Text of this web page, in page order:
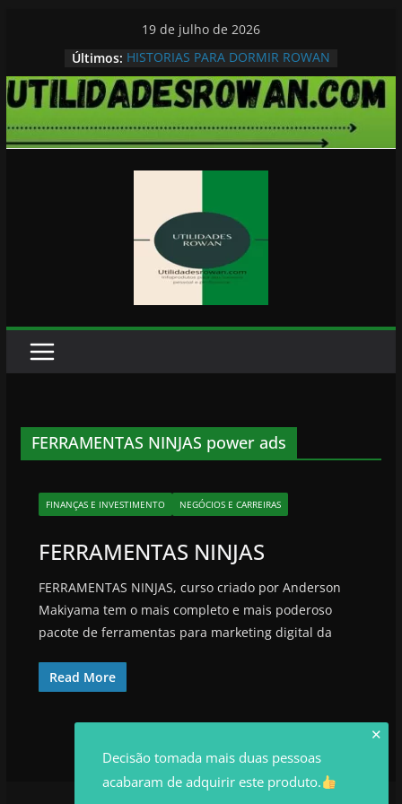
conteúdo
19 de julho de 2026
Últimos: HISTORIAS PARA DORMIR ROWAN
FERRAMENTAS NINJAS power ads
FINANÇAS E INVESTIMENTO NEGÓCIOS E CARREIRAS
FERRAMENTAS NINJAS
FERRAMENTAS NINJAS, curso criado por Anderson
Makiyama tem o mais completo e mais poderoso
pacote de ferramentas para marketing digital da
Read More
✕
Decisão tomada mais duas pessoas
acabaram de adquirir este produto.